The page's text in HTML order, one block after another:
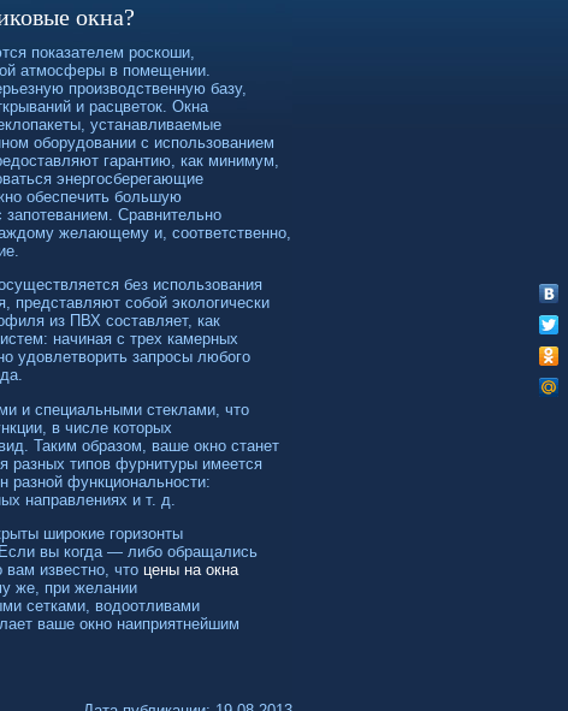
окна?
показателем роскоши,
атмосферы в помещении.
производственную базу,
и расцветок. Окна
устанавливаемые
оборудовании с использованием
гарантию, как минимум,
энергосберегающие
обеспечить большую
Сравнительно
желающему и, соответственно,
без использования
представляют собой экологически
из ПВХ составляет, как
начиная с трех камерных
удовлетворить запросы любого
и специальными стеклами, что
в числе которых
Таким образом, ваше окно станет
разных типов фурнитуры имеется
разной функциональности:
направлениях и т. д.
широкие горизонты
вы когда — либо обращались
известно, что цены на окна
же, при желании
сетками, водоотливами
ваше окно наиприятнейшим